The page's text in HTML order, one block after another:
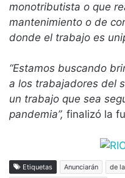
monotributista o que
mantenimiento o de
donde el trabajo es
“Estamos buscando
a los trabajadores del
un trabajo que sea
pandemia”, finalizó la
Etiquetas Anunciarán
de